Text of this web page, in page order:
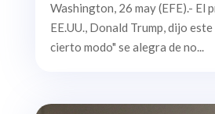
Washington, 26 may (EFE).- El
EE.UU., Donald Trump, dijo este
cierto modo" se alegra de no...